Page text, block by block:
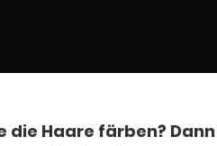
die Haare färben?